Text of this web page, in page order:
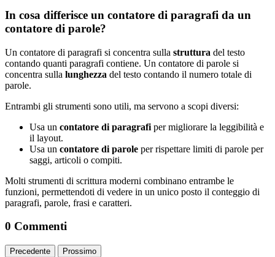
In cosa differisce un contatore di paragrafi da un
contatore di parole?
Un contatore di paragrafi si concentra sulla struttura del testo
contando quanti paragrafi contiene. Un contatore di parole si
concentra sulla lunghezza del testo contando il numero totale di
parole.
Entrambi gli strumenti sono utili, ma servono a scopi diversi:
Usa un contatore di paragrafi per migliorare la leggibilità e
il layout.
Usa un contatore di parole per rispettare limiti di parole per
saggi, articoli o compiti.
Molti strumenti di scrittura moderni combinano entrambe le
funzioni, permettendoti di vedere in un unico posto il conteggio di
paragrafi, parole, frasi e caratteri.
0 Commenti
Precedente Prossimo